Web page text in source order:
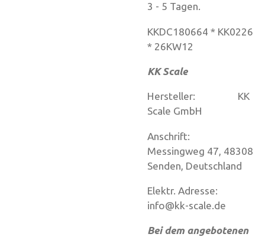
3 - 5 Tagen.
KKDC180664 * KK0226
* 26KW12
KK Scale
Hersteller: KK
Scale GmbH
Anschrift:
Messingweg 47, 48308
Senden, Deutschland
Elektr. Adresse:
info@kk-scale.de
Bei dem angebotenen